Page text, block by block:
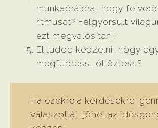
munkaóráidra, hogy
ritmusát? Felgyorsult
ezt megvalósítani!
El tudod képzelni, hogy
megfürdess, öltöztess?
Ha ezekre a kérdésekre
válaszoltál, jöhet az